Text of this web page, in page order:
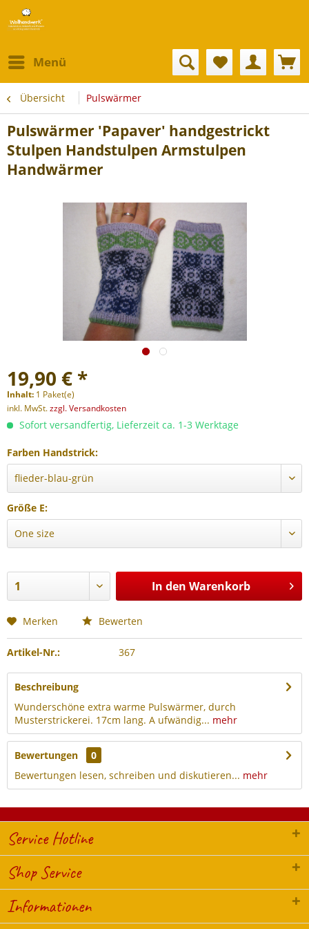
Menü
Übersicht Pulswärmer
Pulswärmer 'Papaver' handgestrickt
Stulpen Handstulpen Armstulpen
Handwärmer
19,90 € *
Inhalt: 1 Paket(e)
inkl. MwSt.zzgl. Versandkosten
Sofort versandfertig, Lieferzeit ca. 1-3 Werktage
Farben Handstrick:
Größe E:
In den Warenkorb
Merken Bewerten
Artikel-Nr.: 367
Beschreibung
Wunderschöne extra warme Pulswärmer, durch
Musterstrickerei. 17cm lang. A ufwändig... mehr
Bewertungen
0
Bewertungen lesen, schreiben und diskutieren... mehr
Service Hotline
Shop Service
Informationen